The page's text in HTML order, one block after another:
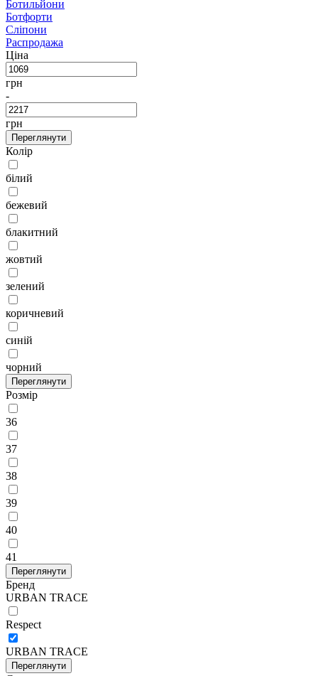
Ботильйони
Ботфорти
Сліпони
Распродажа
Ціна
грн
-
грн
Переглянути
Колір
білий
бежевий
блакитний
жовтий
зелений
коричневий
синій
чорний
Переглянути
Розмір
36
37
38
39
40
41
Переглянути
Бренд
URBAN TRACE
Respect
URBAN TRACE
Переглянути